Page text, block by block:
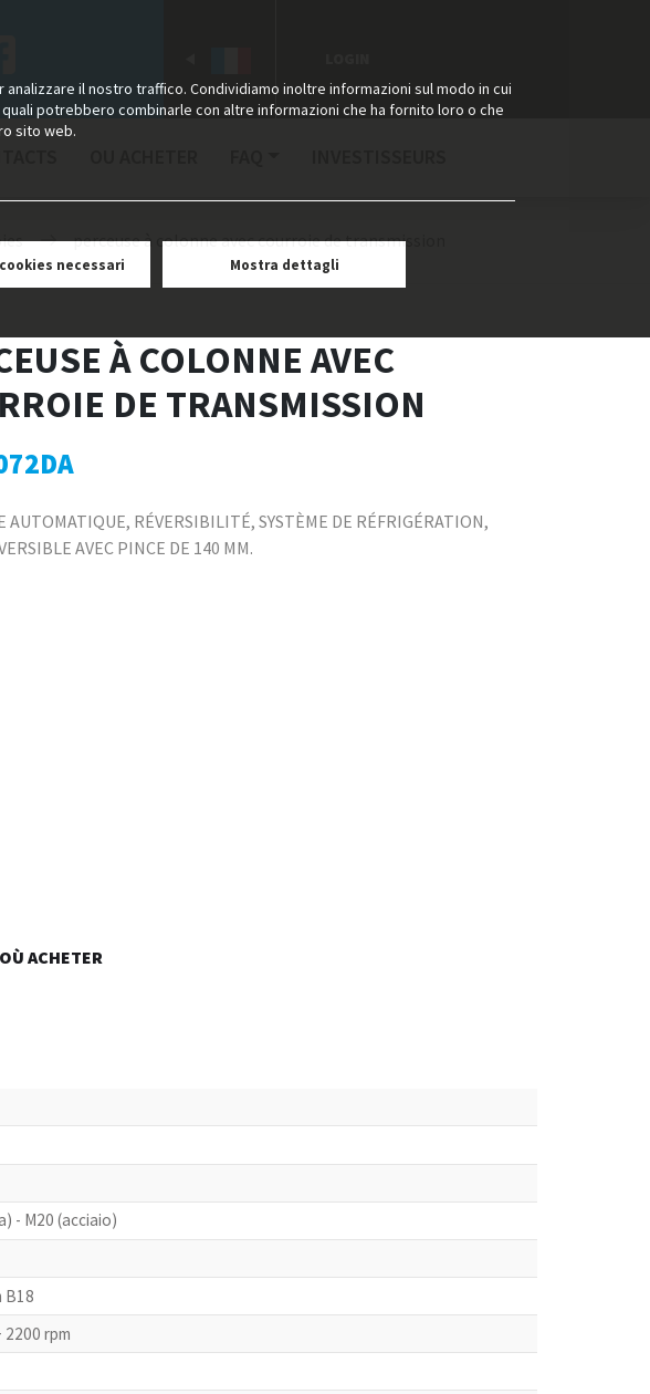
il nostro traffico. Condividiamo inoltre informazioni sul modo in cui
potrebbero combinarle con altre informazioni che ha fornito loro o che
sito web.
necessari Mostra dettagli
perceuse à colonne avec courroie de transmission
À COLONNE AVEC
DE TRANSMISSION
AUTOMATIQUE, RÉVERSIBILITÉ, SYSTÈME DE RÉFRIGÉRATION,
AVEC PINCE DE 140 MM.
OÙ ACHETER
- M20 (acciaio)
B18
2200 rpm